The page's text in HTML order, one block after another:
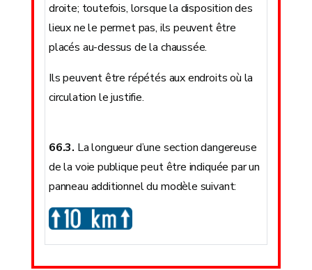
droite; toutefois, lorsque la disposition des
lieux ne le permet pas, ils peuvent être
placés au-dessus de la chaussée.
Ils peuvent être répétés aux endroits où la
circulation le justifie.
66.3. La longueur d’une section dangereuse
de la voie publique peut être indiquée par un
panneau additionnel du modèle suivant: